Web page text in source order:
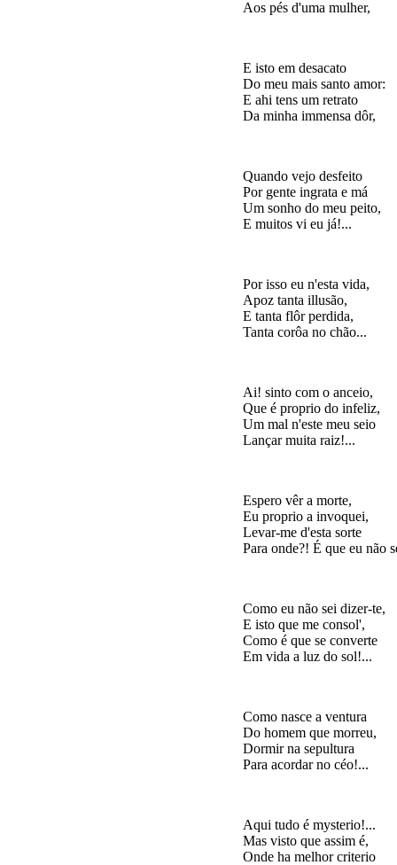
E isto em desacato
Do meu mais santo amor:
E ahi tens um retrato
Quando vejo desfeito
Por gente ingrata e má
Um sonho do meu peito,
Por isso eu n'esta vida,
Apoz tanta illusão,
E tanta flôr perdida,
Ai! sinto com o anceio,
Que é proprio do infeliz,
Um mal n'este meu seio
Espero vêr a morte,
Eu proprio a invoquei,
Levar-me d'esta sorte
Como eu não sei dizer-te,
E isto que me consol',
Como é que se converte
Como nasce a ventura
Do homem que morreu,
Dormir na sepultura
Aqui tudo é mysterio!...
Mas visto que assim é,
Onde ha melhor criterio